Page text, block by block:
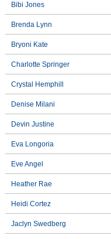
Bibi Jones
Brenda Lynn
Bryoni Kate
Charlotte Springer
Crystal Hemphill
Denise Milani
Devin Justine
Eva Longoria
Eve Angel
Heather Rae
Heidi Cortez
Jaclyn Swedberg